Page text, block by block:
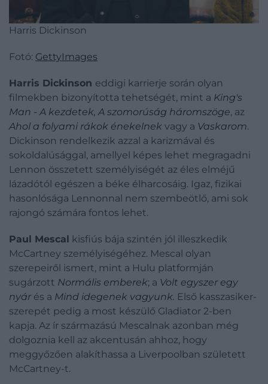
Harris Dickinson
Fotó: GettyImages
Harris Dickinson eddigi karrierje során olyan
filmekben bizonyította tehetségét, mint a King's
Man - A kezdetek, A szomorúság háromszöge, az
Ahol a folyami rákok énekelnek vagy a Vaskarom.
Dickinson rendelkezik azzal a karizmával és
sokoldalúsággal, amellyel képes lehet megragadni
Lennon összetett személyiségét az éles elméjű
lázadótól egészen a béke élharcosáig. Igaz, fizikai
hasonlósága Lennonnal nem szembeötlő, ami sok
rajongó számára fontos lehet.
Paul Mescal kisfiús bája szintén jól illeszkedik
McCartney személyiségéhez. Mescal olyan
szerepeiről ismert, mint a Hulu platformján
sugárzott Normális emberek; a Volt egyszer egy
nyár és a Mind idegenek vagyunk. Első kasszasiker-
szerepét pedig a most készülő Gladiator 2-ben
kapja. Az ír származású Mescalnak azonban még
dolgoznia kell az akcentusán ahhoz, hogy
meggyőzően alakíthassa a Liverpoolban született
McCartney-t.